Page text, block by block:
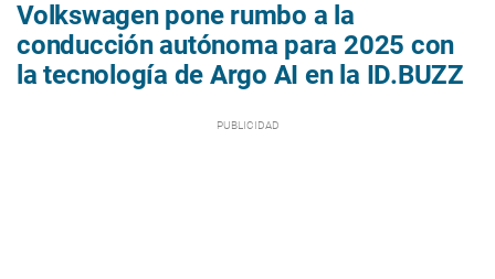
Volkswagen pone rumbo a la
conducción autónoma para 2025 con
la tecnología de Argo AI en la ID.BUZZ